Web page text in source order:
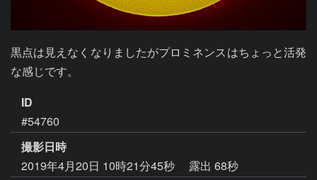
黒点は見えなくなりましたがプロミネンスはちょっと活発
な感じです。
ID
#54760
撮影日時
2019年4月20日 10時21分45秒
露出 68秒